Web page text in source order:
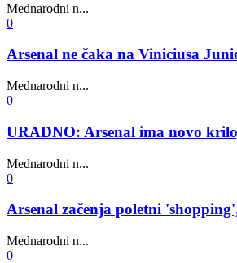
Mednarodni n...
0
Arsenal ne čaka na Viniciusa
Mednarodni n...
0
URADNO: Arsenal ima novo
Mednarodni n...
0
Arsenal začenja poletni
Mednarodni n...
0